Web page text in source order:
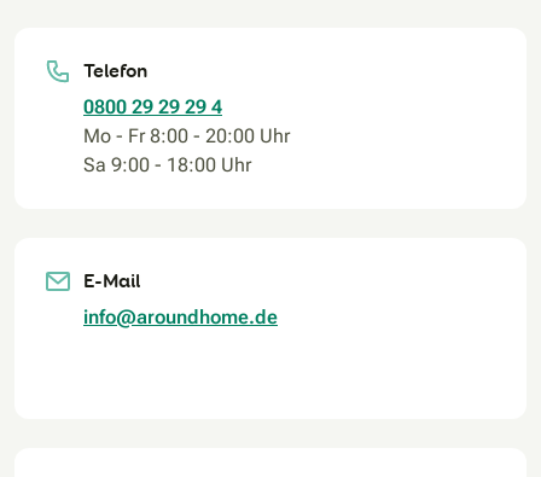
Telefon
0800 29 29 29 4
Mo - Fr 8:00 - 20:00 Uhr
Sa 9:00 - 18:00 Uhr
E-Mail
info@aroundhome.de